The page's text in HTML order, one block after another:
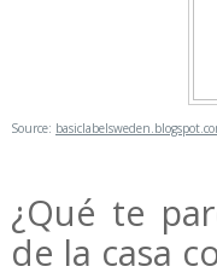
Source:
¿Qué te
de la casa